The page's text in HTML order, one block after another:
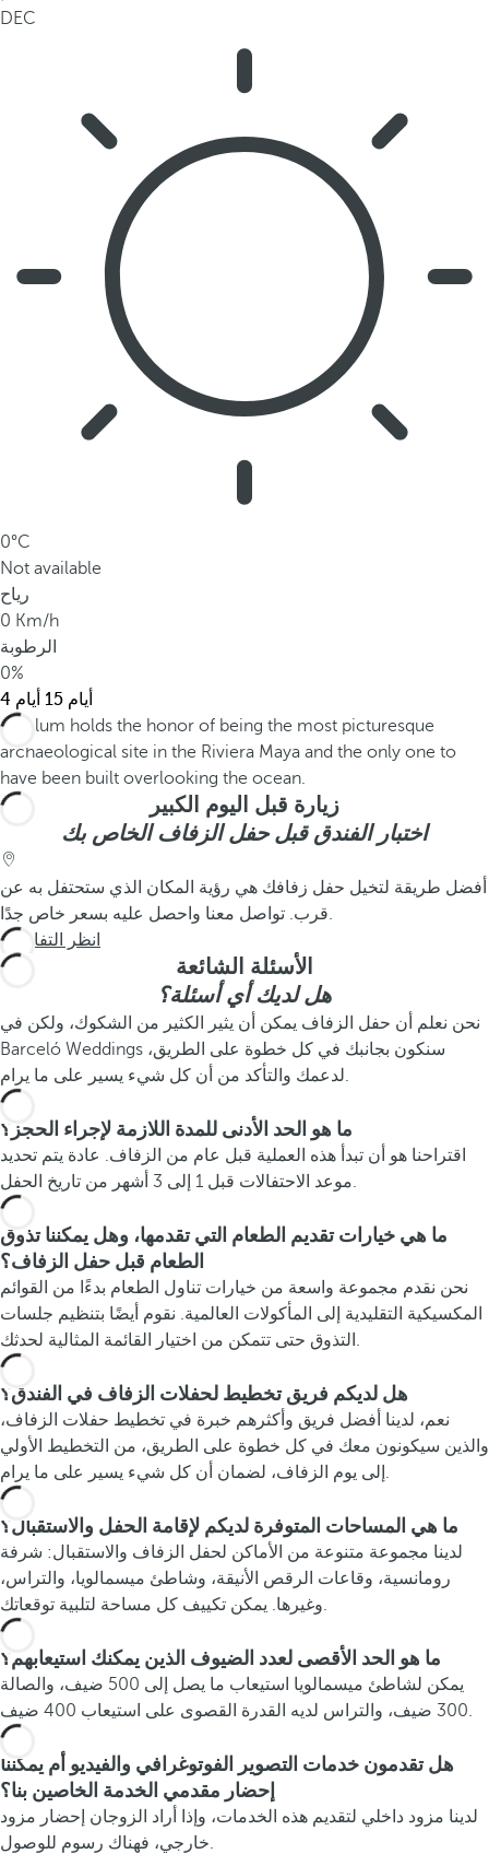
DEC
0°C
Not available
رياح
0 Km/h
الرطوبة
0%
4 أيام
15 أيام
زيارة قبل اليوم الكبير
اختبار الفندق قبل حفل الزفاف الخاص بك
أفضل طريقة لتخيل حفل زفافك هي رؤية المكان الذي ستحتفل به عن
قرب. تواصل معنا واحصل عليه بسعر خاص جدًا.
انظر التفاصيل
الأسئلة الشائعة
هل لديك أي أسئلة؟
نحن نعلم أن حفل الزفاف يمكن أن يثير الكثير من الشكوك، ولكن في
Barceló Weddings سنكون بجانبك في كل خطوة على الطريق،
لدعمك والتأكد من أن كل شيء يسير على ما يرام.
ما هو الحد الأدنى للمدة اللازمة لإجراء الحجز؟
اقتراحنا هو أن تبدأ هذه العملية قبل عام من الزفاف. عادة يتم تحديد
موعد الاحتفالات قبل 1 إلى 3 أشهر من تاريخ الحفل.
ما هي خيارات تقديم الطعام التي تقدمها، وهل يمكننا تذوق
الطعام قبل حفل الزفاف؟
نحن نقدم مجموعة واسعة من خيارات تناول الطعام بدءًا من القوائم
المكسيكية التقليدية إلى المأكولات العالمية. نقوم أيضًا بتنظيم جلسات
التذوق حتى تتمكن من اختيار القائمة المثالية لحدثك.
هل لديكم فريق تخطيط لحفلات الزفاف في الفندق؟
نعم، لدينا أفضل فريق وأكثرهم خبرة في تخطيط حفلات الزفاف،
والذين سيكونون معك في كل خطوة على الطريق، من التخطيط الأولي
إلى يوم الزفاف، لضمان أن كل شيء يسير على ما يرام.
ما هي المساحات المتوفرة لديكم لإقامة الحفل والاستقبال؟
لدينا مجموعة متنوعة من الأماكن لحفل الزفاف والاستقبال: شرفة
رومانسية، وقاعات الرقص الأنيقة، وشاطئ ميسمالويا، والتراس،
وغيرها. يمكن تكييف كل مساحة لتلبية توقعاتك.
ما هو الحد الأقصى لعدد الضيوف الذين يمكنك استيعابهم؟
يمكن لشاطئ ميسمالويا استيعاب ما يصل إلى 500 ضيف، والصالة
300 ضيف، والتراس لديه القدرة القصوى على استيعاب 400 ضيف.
هل تقدمون خدمات التصوير الفوتوغرافي والفيديو أم يمكننا
إحضار مقدمي الخدمة الخاصين بنا؟
لدينا مزود داخلي لتقديم هذه الخدمات، وإذا أراد الزوجان إحضار مزود
خارجي، فهناك رسوم للوصول.